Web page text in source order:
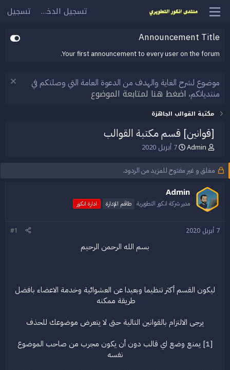
تسجيل الدخول تسجيل
Announcement Title
Your first announcement to every user on the forum.
موضوع لشرح الغاية والهدف من الدعوة العامة التي وصلتكم في
منتدياتكم، اضغط هنا لمتابعة الموضوع
مكتبة القوالب الجاهزة
[قوانين] قسم مكتبة القوالب
ب
د
ئ
ل
م
و
و
Admin
ت
ي
ا
ل
7 أبريل 2020
مغلق و غير مفتوح للمزيد من الردود.
Admin
مدير شركة انكور التطويرية طاقم الإدارة ادارة انكور
7 أبريل 2020
#1
بسم الله الرحمن الرحيم
ليكون القسم أكثر تنظيما وبعيدا عن العشوائية وخدمة الاعضاء بافضل
طريقة ممكنه
يرجى الالتزام بالقوانين التالية حتى لا يتعرض موضوعك للحذف
[1] يمنع وضع اي قالب دون أن يكون مجرب من صاحب الموضوع
نفسه